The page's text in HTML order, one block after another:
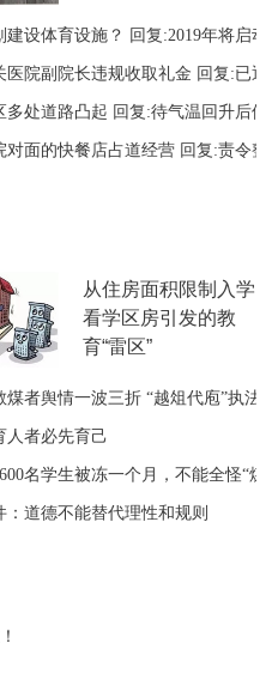
设体育设施？ 回复:2019年将启动
医院副院长违规收取礼金 回复:已退回
多处道路凸起 回复:待气温回升后修补
对面的快餐店占道经营 回复:责令整改
梁洲循环线路 回复:没有客流支撑
从住房面积限制入学
看学区房引发的教
育“雷区”
煤者舆情一波三折 “越俎代庖”执法引
人者必先育己
名学生被冻一个月，不能全怪“煤改
：道德不能替代理性和规则